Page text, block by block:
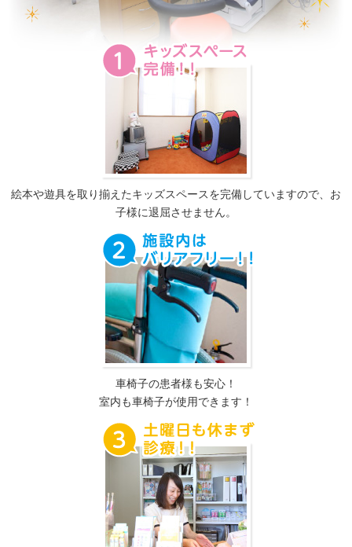
絵本や遊具を取り揃えたキッズスペースを完備していますので、お
子様に退屈させません。
車椅子の患者様も安心！
室内も車椅子が使用できます！